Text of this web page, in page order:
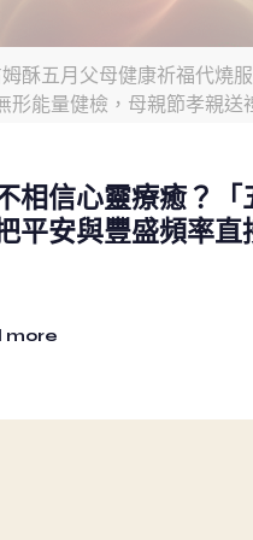
酥五月父母健康祈福代燒
形能量健檢，母親節孝親送
相信心靈療癒？「
平安與豐盛頻率直
more